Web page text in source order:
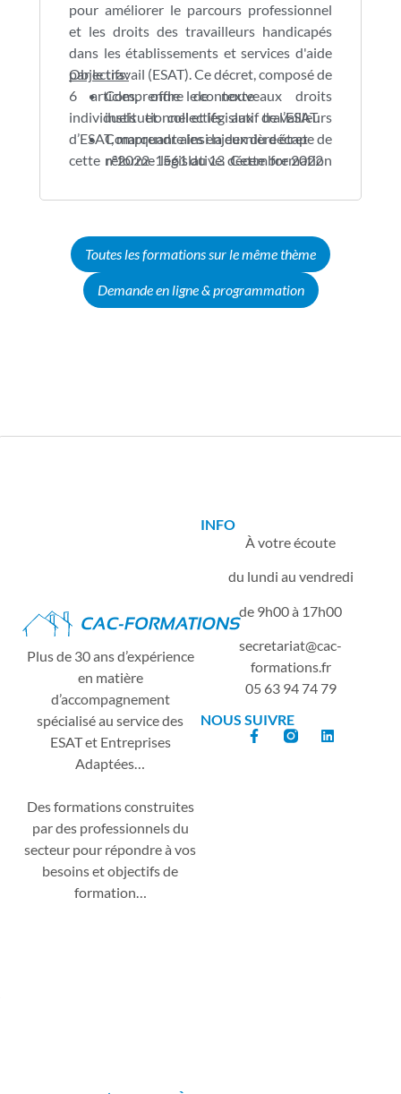
pour améliorer le parcours professionnel
et les droits des travailleurs handicapés
dans les établissements et services d'aide
par le travail (ESAT). Ce décret, composé de
6 articles, offre de nouveaux droits
individuels et collectifs aux travailleurs
d’ESAT, marquant ainsi la dernière étape de
cette réforme législative. Cette formation
les usagers de leurs droits et des dispositifs
parcours professionnel.
Objectifs:
Comprendre le contexte
institutionnel et législatif de l’ESAT.
Comprendre les enjeux du décret
n°2022-1561 du 13 décembre 2022
professionnel.
une démarche de projet socio-
Toutes les formations sur le même thème
Demande en ligne & programmation
Plus de 30 ans d’expérience
en matière
d’accompagnement
spécialisé au service des
ESAT et Entreprises
Adaptées…
Des formations construites
par des professionnels du
secteur pour répondre à vos
besoins et objectifs de
formation…
INFO
À votre écoute
du lundi au vendredi
de 9h00 à 17h00
secretariat
cac-
formations.fr
05 63 94 74 79
NOUS SUIVRE